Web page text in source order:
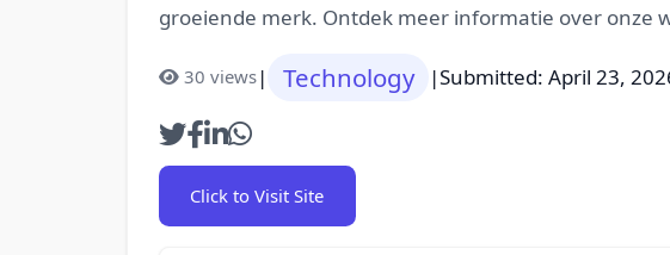
groeiende merk. Ontdek meer informatie over onze
30 views| Technology |Submitted: April 23,
Click to Visit Site